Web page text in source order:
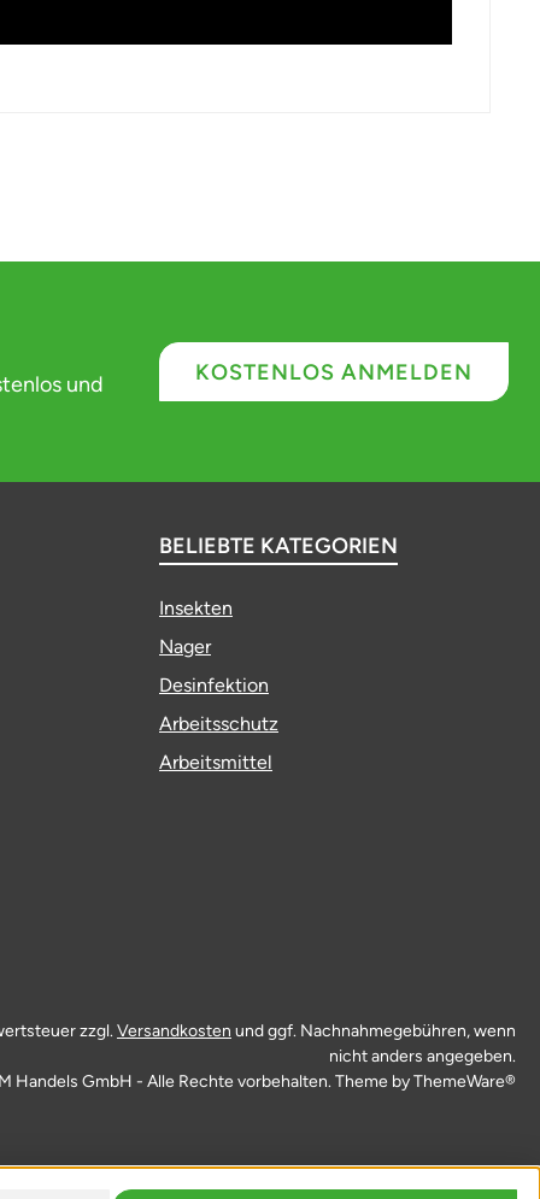
und
KOSTENLOS ANMELDEN
BELIEBTE KATEGORIEN
Insekten
Nager
Desinfektion
Arbeitsschutz
Arbeitsmittel
zzgl. Versandkosten und ggf. Nachnahmegebühren, wenn
nicht anders angegeben.
Handels GmbH - Alle Rechte vorbehalten. Theme byThemeWare®